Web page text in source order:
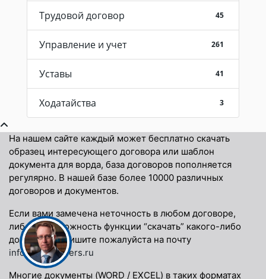
Трудовой договор 45
Управление и учет 261
Уставы 41
Ходатайства 3
На нашем сайте каждый может бесплатно скачать
образец интересующего договора или шаблон
документа для ворда, база договоров пополняется
регулярно. В нашей базе более 10000 различных
договоров и документов.
Если вами замечена неточность в любом договоре,
либо невозможность функции “скачать” какого-либо
договора, напишите пожалуйста на почту
info@docspapers.ru
Многие документы (WORD / EXCEL) в таких форматах